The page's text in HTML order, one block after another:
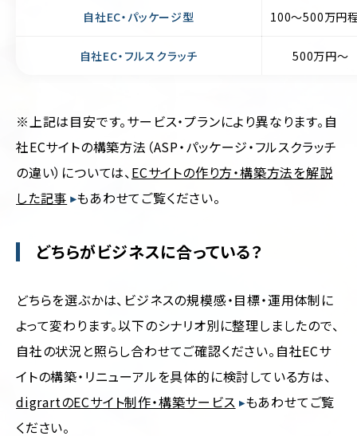
自社EC・パッケージ型 100〜500万円
自社EC・フルスクラッチ 500万円〜
※上記は目安です。サービス・プランにより異なります。自
社ECサイトの構築方法（ASP・パッケージ・フルスクラッチ
の違い）については、 ECサイトの作り方・構築方法を解説
した記事 もあわせてご覧ください。
どちらがビジネスに合っている？
どちらを選ぶかは、ビジネスの規模感・目標・運用体制に
よって変わります。以下のシナリオ別に整理しましたので、
自社の状況と照らし合わせてご確認ください。自社ECサ
イトの構築・リニューアルを具体的に検討している方は、
digrartのECサイト制作・構築サービス もあわせてご覧
ください。